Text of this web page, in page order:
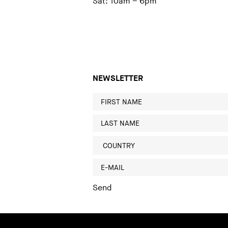
NEWSLETTER